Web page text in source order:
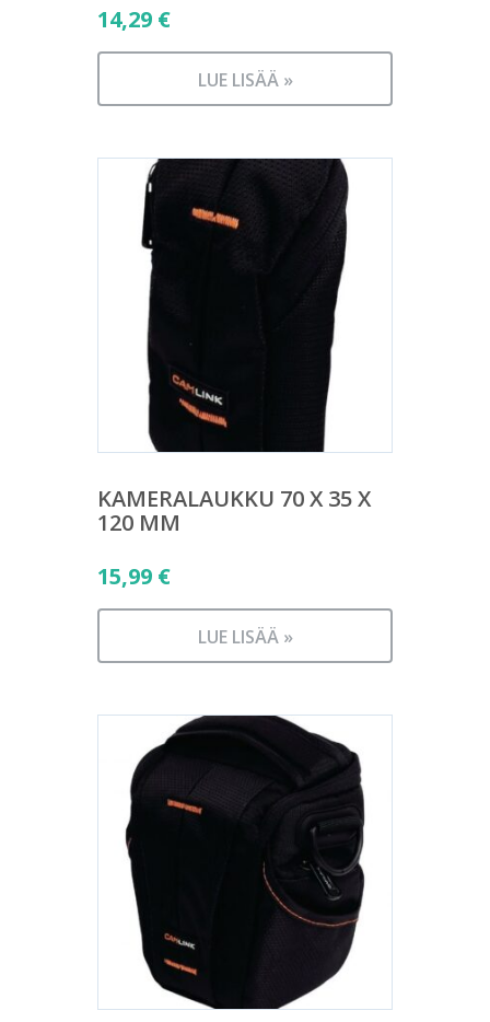
14,29 €
LUE LISÄÄ »
KAMERALAUKKU 70 X 35 X
120 MM
15,99 €
LUE LISÄÄ »